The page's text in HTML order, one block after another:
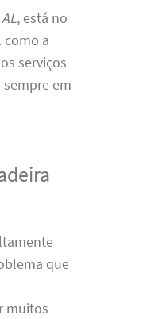
, está no
a
serviços
em
que
muitos